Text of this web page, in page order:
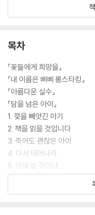
삐삐가 우리나라에 처음 소
서 정식으로 판권을 계약해
년에 문고로 개정판이 출간되
110주년’을 맞아 다시 새롭게
[도서] 아름다운 실수
실수를 통해 성장하는 우리 모
캔버스에 찍은 작은 얼룩 한 점
자그만 실수로 남을 수도 있고
위대한 생각의 씨앗이 될 수도
놀라운 상상력과 짜릿한 반전
실수는 실패가 아니라
또 다른 시작임을 전하는 희
목차
『꽃들에게 희망을』
『내 이름은 삐삐 롱스타킹』
『아름다운 실수』
『담을 넘은 아이』
1. 젖을 빼앗긴 아기
2. 책을 읽을 것입니다
3. 죽어도 괜찮은 아이
4. 다시 태어나라
5. 어찌 살 것이냐
6. 젖을 주세요